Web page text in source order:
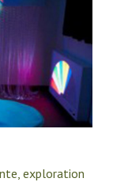
exploration